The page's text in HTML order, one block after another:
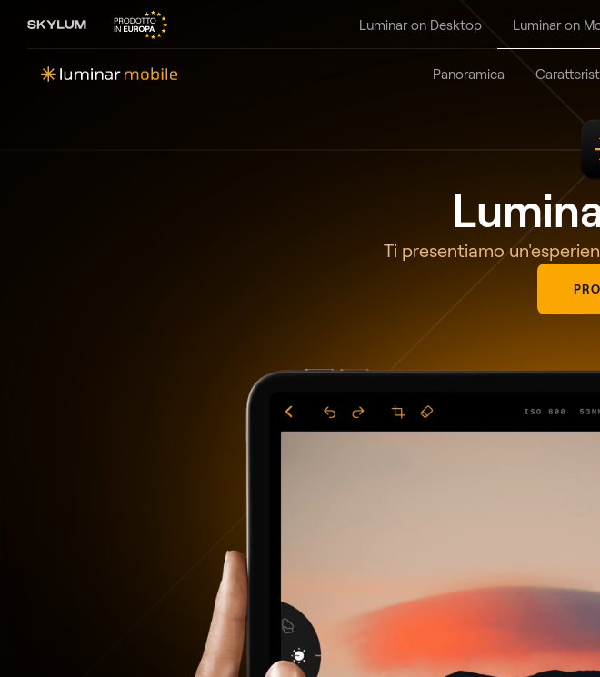
Luminar on Desktop Luminar on
Panoramica
Ti presentiamo